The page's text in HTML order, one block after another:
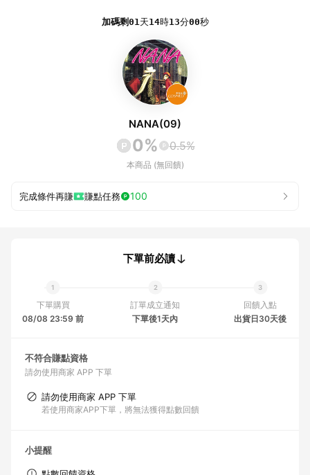
加碼剩01天14時13分00秒
NANA(09)
0% 0.5%
本商品 (無回饋)
完成條件再賺 賺點任務 100
下單前必讀
下單購買
08/08 23:59 前
訂單成立通知
下單後1天內
回饋入點
出貨日30天後
不符合賺點資格
請勿使用商家 APP 下單
請勿使用商家 APP 下單
若使用商家APP下單，將無法獲得點數回饋
小提醒